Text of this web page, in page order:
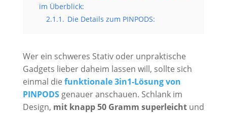
im Überblick:
2.1.1. Die Details zum PINPODS:
Wer ein schweres Stativ oder unpraktische
Gadgets lieber daheim lassen will, sollte sich
einmal die funktionale 3in1-Lösung von
PINPODS genauer anschauen. Schlank im
Design, mit knapp 50 Gramm superleichtund